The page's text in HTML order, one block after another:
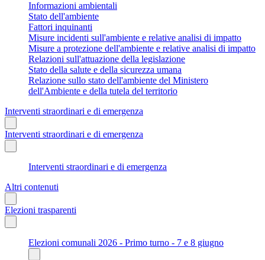
Informazioni ambientali
Stato dell'ambiente
Fattori inquinanti
Misure incidenti sull'ambiente e relative analisi di impatto
Misure a protezione dell'ambiente e relative analisi di impatto
Relazioni sull'attuazione della legislazione
Stato della salute e della sicurezza umana
Relazione sullo stato dell'ambiente del Ministero
dell'Ambiente e della tutela del territorio
Interventi straordinari e di emergenza
Interventi straordinari e di emergenza
Interventi straordinari e di emergenza
Altri contenuti
Elezioni trasparenti
Elezioni comunali 2026 - Primo turno - 7 e 8 giugno